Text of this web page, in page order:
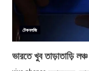
টেকনলজি
ভারতে খুব তাড়াতাড়ি